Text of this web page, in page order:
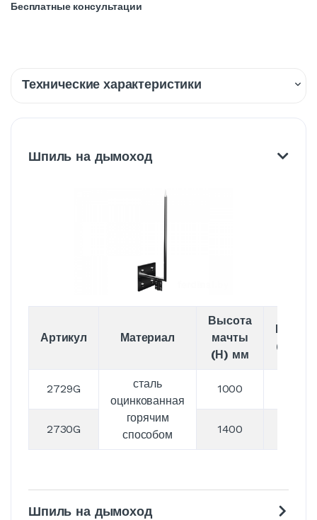
Бесплатные консультации
Технические характеристики
Описание
Шпиль на дымоход
Артикул Материал
Высота
мачты
(Н) мм
(кг)
2729G
сталь
оцинкованная
горячим
способом
1000
2730G 1400
Шпиль на дымоход